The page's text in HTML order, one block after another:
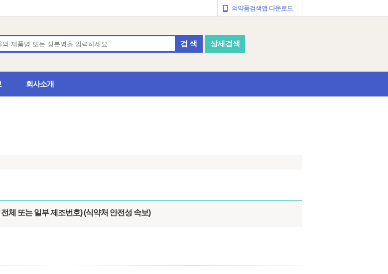
의약품검색앱 다운로드
검 색 상세검색
회사소개
체 또는 일부 제조번호) (식약처 안전성 속보)